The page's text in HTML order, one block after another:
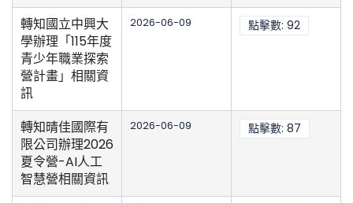
轉知國立中興大
學辦理「115年度
青少年職業探索
營計畫」相關資
訊
2026-06-09 點擊數: 92
轉知晴佳國際有
限公司辦理2026
夏令營-AI人工
智慧營相關資訊
2026-06-09 點擊數: 87